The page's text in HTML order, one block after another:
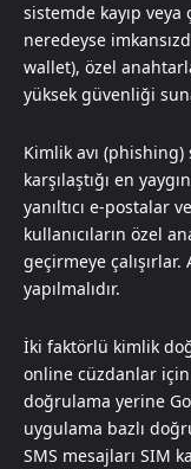
sistemde kayıp veya
neredeyse
wallet), özel
yüksek güvenliği
Kimlik avı (phishing)
karşılaştığı en
yanıltıcı e-postalar
kullanıcıların özel
geçirmeye
yapılmalıdır.
İki faktörlü kimlik
online cüzdanlar
doğrulama yerine
uygulama bazlı
SMS mesajları SIM